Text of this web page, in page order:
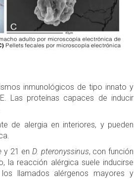
inmunológicos de tipo innato y
Las proteínas capaces de inducir
de alergia en interiores, y pueden
y 21 enD. pteronyssinus, con función
la reacción alérgica suele inducirse
llamados alérgenos mayores y